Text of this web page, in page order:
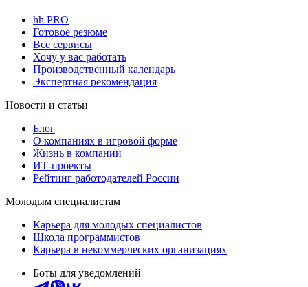
hh PRO
Готовое резюме
Все сервисы
Хочу у вас работать
Производственный календарь
Экспертная рекомендация
Новости и статьи
Блог
О компаниях в игровой форме
Жизнь в компании
ИТ-проекты
Рейтинг работодателей России
Молодым специалистам
Карьера для молодых специалистов
Школа программистов
Карьера в некоммерческих организациях
Боты для уведомлений